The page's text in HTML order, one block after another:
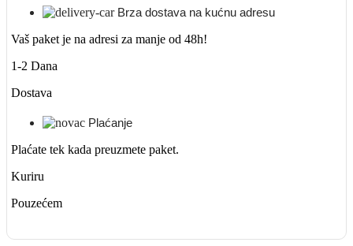
Brza dostava na kućnu adresu
Vaš paket je na adresi za manje od 48h!
1-2 Dana
Dostava
Plaćanje
Plaćate tek kada preuzmete paket.
Kuriru
Pouzećem